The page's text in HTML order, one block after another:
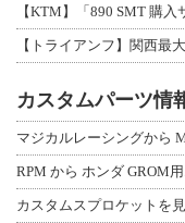
【KTM】「890 SMT 購
カスタムパーツ情